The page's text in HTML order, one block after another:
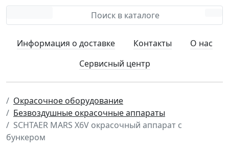
Информация о доставке Контакты
О нас
Сервисный центр
Окрасочное оборудование
Безвоздушные окрасочные аппараты
SCHTAER MARS X6V окрасочный аппарат с
бункером